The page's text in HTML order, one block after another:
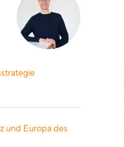
und Europa des